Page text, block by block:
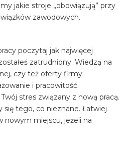
jakie stroje „obowiązują” przy
zawodowych.
poczytaj jak najwięcej
zatrudniony. Wiedzą na
czy też oferty firmy
i pracowitość.
stres związany z nową pracą.
się tego, co nieznane. Łatwiej
nowym miejscu, jeżeli na